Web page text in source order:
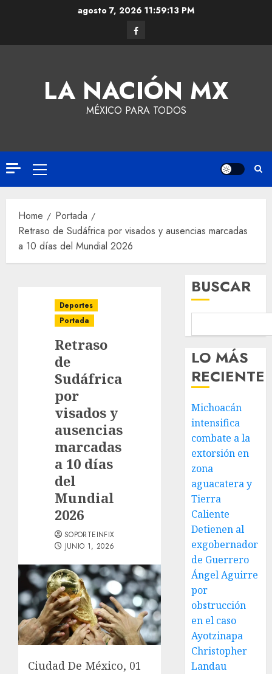
agosto 7, 2026 11:59:14 PM
LA NACIÓN MX
MÉXICO PARA TODOS
Home
Portada
Retraso de Sudáfrica por visados y ausencias marcadas
a 10 días del Mundial 2026
Deportes
Portada
Retraso
de
Sudáfrica
por
visados y
ausencias
marcadas
a 10 días
del
Mundial
2026
SOPORTEINFIX
JUNIO 1, 2026
Ciudad De México, 01
BUSCAR
LO MÁS
RECIENTE
Michoacán
intensifica
combate a la
extorsión en
zona
aguacatera y
Tierra
Caliente
Detienen al
exgobernador
de Guerrero
Ángel Aguirre
por
obstrucción
en el caso
Ayotzinapa
Christopher
Landau